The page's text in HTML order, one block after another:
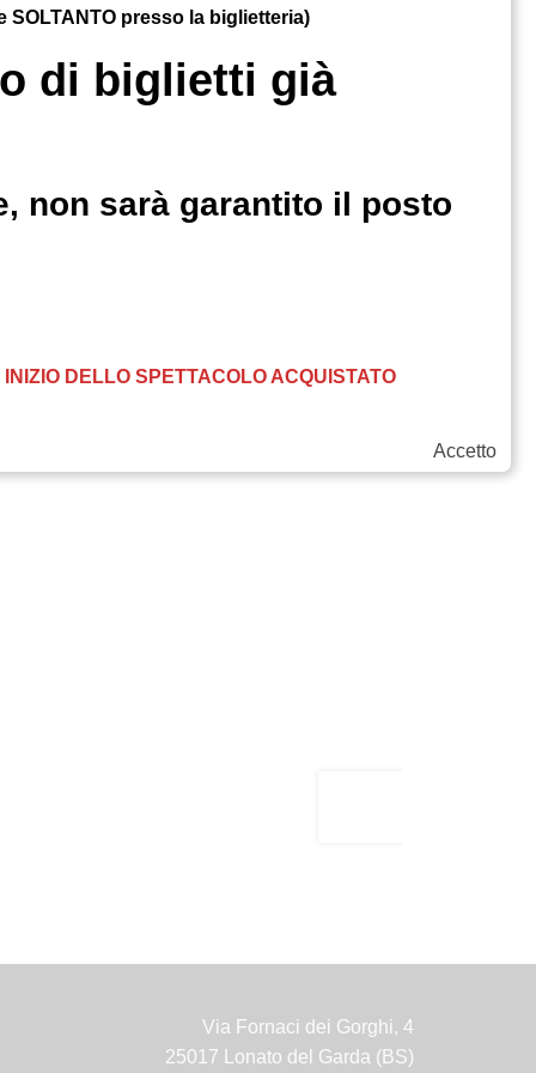
Via Fornaci dei Gorghi, 4
25017 Lonato del Garda (BS)
Accetto
SOLTANTO presso la biglietteria)
di biglietti già
non sarà garantito il posto
DELLO SPETTACOLO ACQUISTATO